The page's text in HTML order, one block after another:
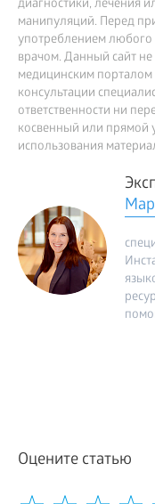
диагностики, лечения
манипуляций. Перед
употреблением любого
врачом. Данный сайт
медицинским порталом
консультации
ответственности ни
косвенный или прямой
использования
Оцените статью